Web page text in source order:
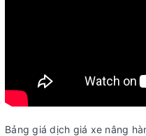
Bảng giá dịch giá xe nâng